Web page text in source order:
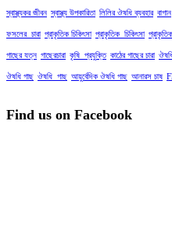
স্বাস্থ্যকর জীবন স্বাস্থ্য উপকারিতা লিলির ঔষধি ব্যবহার বাগান
ফসলের_চারা প্রাকৃতিক চিকিৎসা প্রাকৃতিক_চিকিৎসা
গাছের যত্ন গাছেরচারা কৃষি_প্রযুক্তি কাঠের গাছের চারা
ঔষধি গাছ ঔষধি_গাছ আয়ুর্বেদিক ঔষধি গাছ আনারস চাষ
Find us on Facebook